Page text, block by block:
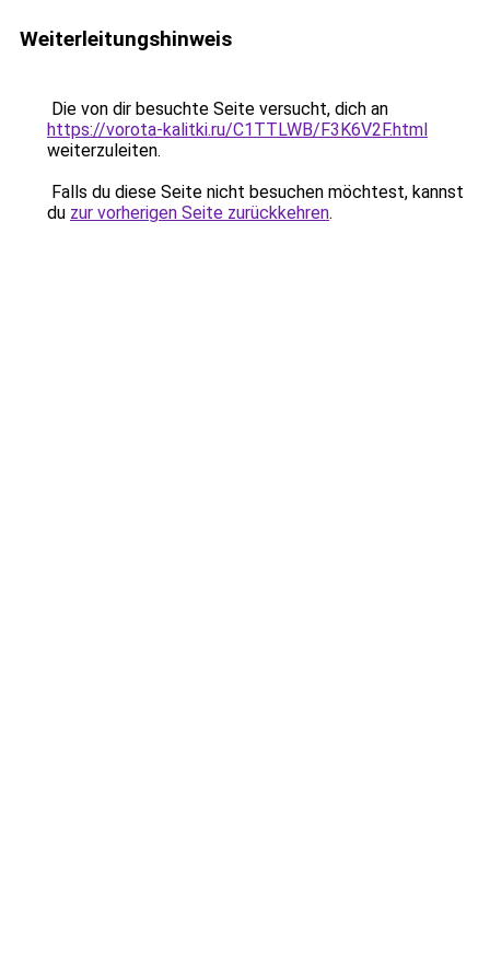
Weiterleitungshinweis
Die von dir besuchte Seite versucht, dich an
https://vorota-kalitki.ru/C1TTLWB/F3K6V2F.html
weiterzuleiten.
Falls du diese Seite nicht besuchen möchtest, kannst
du zur vorherigen Seite zurückkehren.